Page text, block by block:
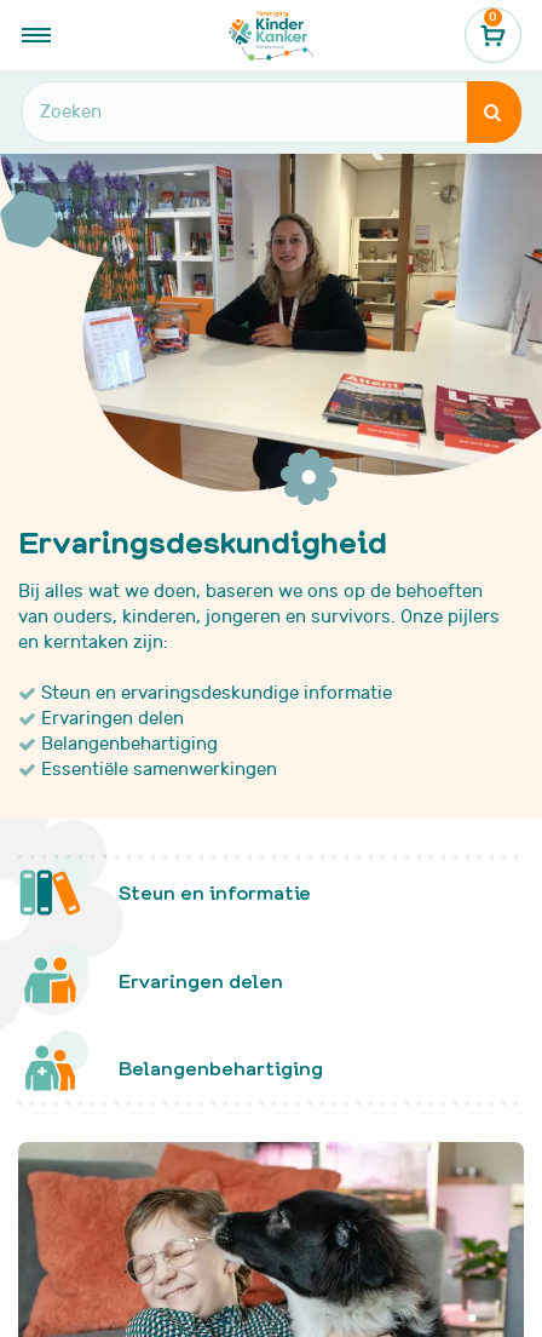
0

Ervaringsdeskundigheid
Bij alles wat we doen, baseren we ons op de behoeften
van ouders, kinderen, jongeren en survivors. Onze pijlers
en kerntaken zijn:
Steun en ervaringsdeskundige informatie
Ervaringen delen
Belangenbehartiging
Essentiële samenwerkingen
Steun en informatie
Ervaringen delen
Belangenbehartiging